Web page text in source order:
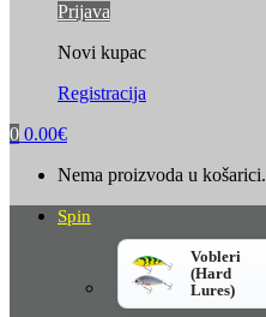
Prijava
Novi kupac
Registracija
0 0.00€
Nema proizvoda u košarici.
Spin
Vobleri
(Hard
Lures)